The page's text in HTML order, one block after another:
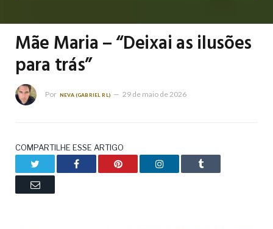
Mãe Maria – “Deixai as ilusões
para trás”
Por NEVA (GABRIEL RL) 29 de maio de 2026
COMPARTILHE ESSE ARTIGO
Facebook Pinterest LinkedIn Tumblr
Email